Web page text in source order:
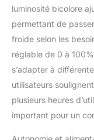
luminosité bicolore
permettant de
froide selon les
réglable de 0 à
s’adapter à
utilisateurs
plusieurs heures
important pour un